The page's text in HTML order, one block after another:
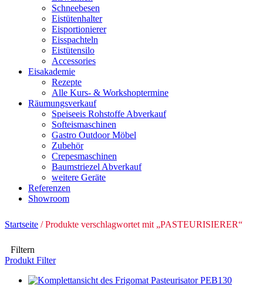
Schneebesen
Eistütenhalter
Eisportionierer
Eisspachteln
Eistütensilo
Accessories
Eisakademie
Rezepte
Alle Kurs- & Workshoptermine
Räumungsverkauf
Speiseeis Rohstoffe Abverkauf
Softeismaschinen
Gastro Outdoor Möbel
Zubehör
Crepesmaschinen
Baumstriezel Abverkauf
weitere Geräte
Referenzen
Showroom
Startseite / Produkte verschlagwortet mit „PASTEURISIERER“
Filtern
Produkt Filter